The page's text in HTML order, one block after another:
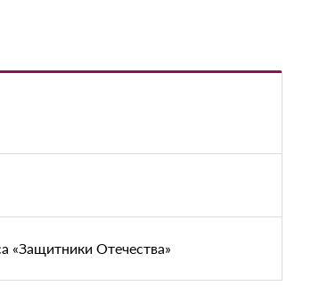
«Защитники Отечества»